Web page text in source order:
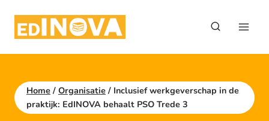
naar
inhoud
Home / Organisatie / Inclusief werkgeverschap in de
praktijk: EdINOVA behaalt PSO Trede 3